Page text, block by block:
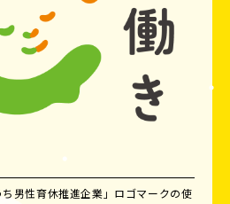
ち男性育休推進企業」ロゴマークの使